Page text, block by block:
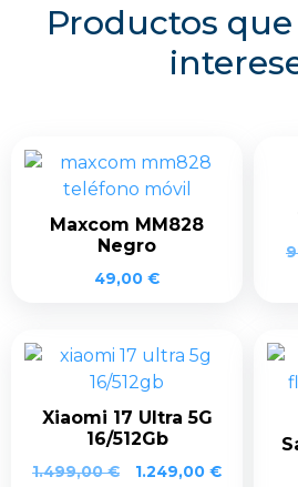
Productos
Maxcom MM828
Negro
49,00 €
Xiaomi 17 Ultra 5G
16/512Gb
1.499,00€ 1.249,00 €